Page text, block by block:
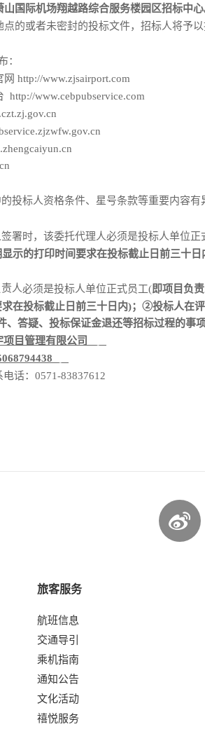
山国际机场翔越路综合服务楼园区招标中心
的或者未密封的投标文件，招标人将予以
：
网 http://www.zjsairport.com
http://www.cebpubservice.com
投标人资格条件、星号条款等重要内容
签署时，该委托代理人必须是投标人单位正
示的打印时间要求在投标截止日前三十
人必须是投标人单位正式员工(即项目负
在投标截止日前三十日内)；②投标人在
、答疑、投标保证金退还等招标过程的事
目管理有限公司
话： 0571-83837612
旅客服务
航班信息
交通导引
乘机指南
通知公告
文化活动
禧悦服务